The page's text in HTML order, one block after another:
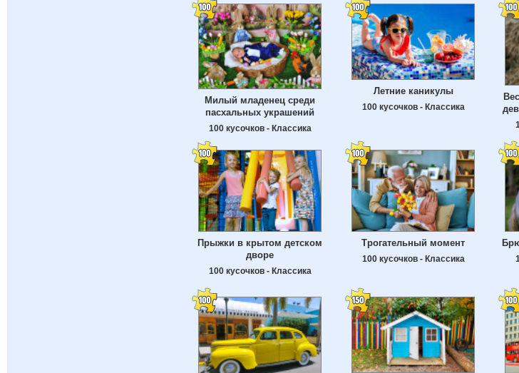
Милый младенец среди
пасхальных украшений
100 кусочков - Классика
Летние каникулы
100 кусочков - Классика
Прыжки в крытом детском
дворе
100 кусочков - Классика
Трогательный момент
100 кусочков - Классика